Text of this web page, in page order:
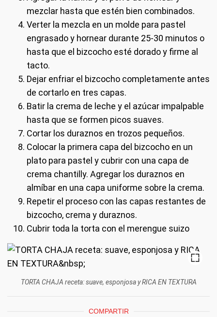
mezclar hasta que estén bien combinados.
Verter la mezcla en un molde para pastel
engrasado y hornear durante 25-30 minutos o
hasta que el bizcocho esté dorado y firme al
tacto.
Dejar enfriar el bizcocho completamente antes
de cortarlo en tres capas.
Batir la crema de leche y el azúcar impalpable
hasta que se formen picos suaves.
Cortar los duraznos en trozos pequeños.
Colocar la primera capa del bizcocho en un
plato para pastel y cubrir con una capa de
crema chantilly. Agregar los duraznos en
almíbar en una capa uniforme sobre la crema.
Repetir el proceso con las capas restantes de
bizcocho, crema y duraznos.
Cubrir toda la torta con el merengue suizo
TORTA CHAJA receta: suave, esponjosa y RICA EN TEXTURA
COMPARTIR